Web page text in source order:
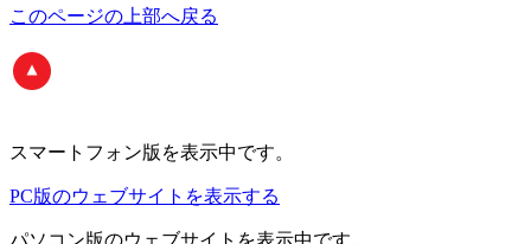
このページの上部へ戻る
スマートフォン版 を表示中です。
PC版のウェブサイトを表示する
パソコン版のウェブサイトを表示中です。